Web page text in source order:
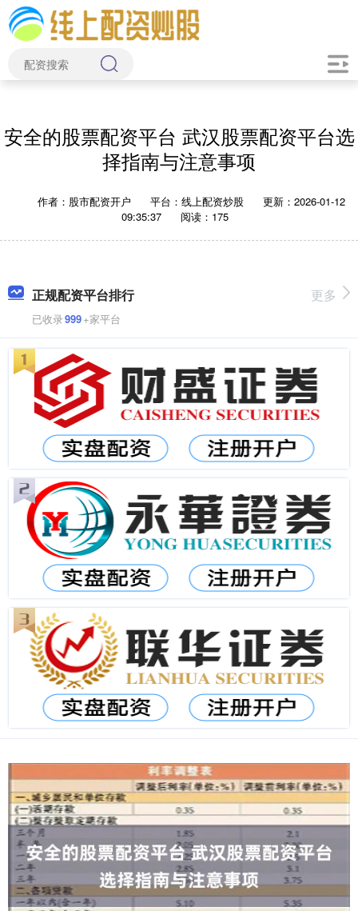
安全的股票配资平台 武汉股票配资平台选
择指南与注意事项
作者：股市配资开户 平台：线上配资炒股
更新：2026-01-12
09:35:37
阅读：175
正规配资平台排行
已收录999+家平台
更多